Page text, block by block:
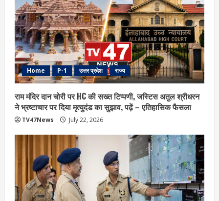
Home P-1 उत्तर प्रदेश राज्य
राम मंदिर दान चोरी पर HC की सख्त टिप्पणी, जस्टिस अतुल श्रीधरन
ने भ्रष्टाचार पर द‍िया मृत्युदंड का सुझाव, पढ़ें – एत‍िहास‍िक फैसला
TV47News July 22, 2026